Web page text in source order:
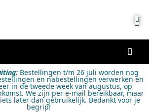
Bestellingen t/m 26 juli worden nog
en nabestellingen verwerken en
in de tweede week van augustus, op
We zijn per e-mail bereikbaar, maar
later dan gebruikelijk. Bedankt voor je
begrip!